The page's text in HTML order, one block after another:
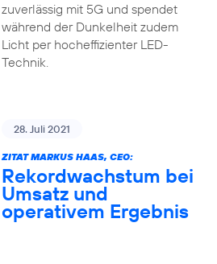
zuverlässig mit 5G und spendet
während der Dunkelheit zudem
Licht per hocheffizienter LED-
Technik.
28. Juli 2021
ZITAT MARKUS HAAS, CEO:
Rekordwachstum bei
Umsatz und
operativem Ergebnis